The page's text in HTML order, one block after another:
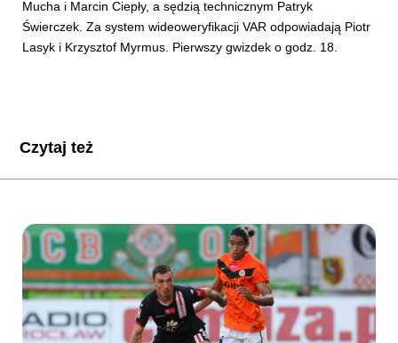
Mucha i Marcin Ciepły, a sędzią technicznym Patryk
Świerczek. Za system wideoweryfikacji VAR odpowiadają Piotr
Lasyk i Krzysztof Myrmus. Pierwszy gwizdek o godz. 18.
Czytaj też